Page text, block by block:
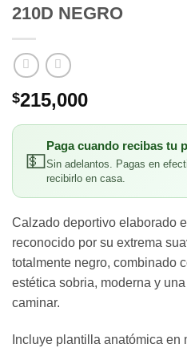
210D NEGRO
$215,000
💵
Paga cuando recibas tu
Sin adelantos. Pagas en
recibirlo en casa.
Calzado deportivo elaborado
reconocido por su extrema
totalmente negro, combinado
estética sobria, moderna y
caminar.
Incluye plantilla anatómica